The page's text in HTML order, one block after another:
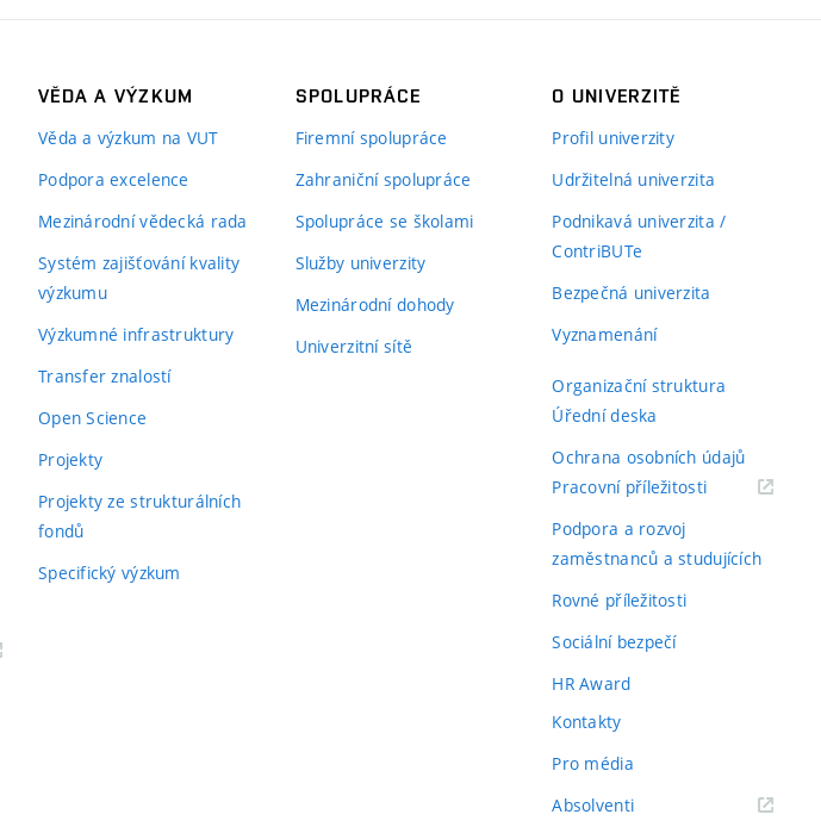
VĚDA A VÝZKUM
Věda a výzkum na VUT
Podpora excelence
Mezinárodní vědecká rada
Systém zajišťování kvality
výzkumu
Výzkumné infrastruktury
Transfer znalostí
Open Science
Projekty
Projekty ze strukturálních
fondů
Specifický výzkum
SPOLUPRÁCE
Firemní spolupráce
Zahraniční spolupráce
Spolupráce se školami
Služby univerzity
Mezinárodní dohody
Univerzitní sítě
O UNIVERZITĚ
Profil univerzity
Udržitelná univerzita
Podnikavá univerzita /
ContriBUTe
Bezpečná univerzita
Vyznamenání
Organizační struktura
Úřední deska
Ochrana osobních údajů
Pracovní příležitosti(externí
Podpora a rozvoj
zaměstnanců a studujících
Rovné příležitosti
Sociální bezpečí
HR Award
Kontakty
Pro média
Absolventi(externí